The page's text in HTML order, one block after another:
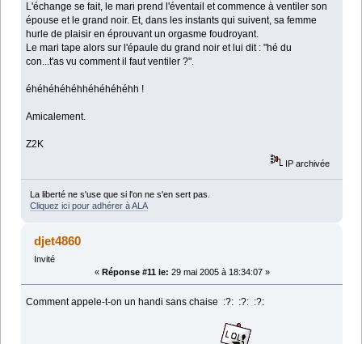
L'échange se fait, le mari prend l'éventail et commence à ventiler son
épouse et le grand noir. Et, dans les instants qui suivent, sa femme
hurle de plaisir en éprouvant un orgasme foudroyant.
Le mari tape alors sur l'épaule du grand noir et lui dit : "hé du
con...t'as vu comment il faut ventiler ?".
éhéhéhéhéhhéhéhéhéhh !
Amicalement.
Z2K
IP archivée
La liberté ne s'use que si l'on ne s'en sert pas.
Cliquez ici pour adhérer à ALA
djet4860
Invité
« Réponse #11 le: 29 mai 2005 à 18:34:07 »
Comment appele-t-on un handi sans chaise :?: :?: :?: